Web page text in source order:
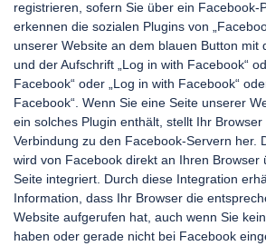
registrieren, sofern Sie über ein Facebook-
erkennen die sozialen Plugins von
unserer Website an dem blauen Button mit
und der Aufschrift „Log in with Facebook“
Facebook“ oder „Log in with Facebook“
Facebook“. Wenn Sie eine Seite unserer
ein solches Plugin enthält, stellt Ihr
Verbindung zu den Facebook-Servern her.
wird von Facebook direkt an Ihren Browser
Seite integriert. Durch diese Integration
Information, dass Ihr Browser die
Website aufgerufen hat, auch wenn Sie
haben oder gerade nicht bei Facebook